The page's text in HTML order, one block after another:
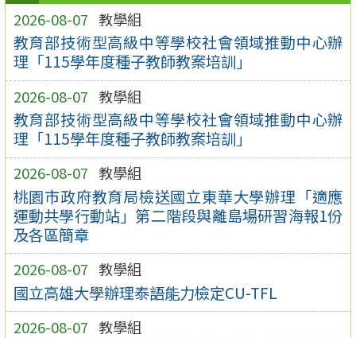
2026-08-07 教學組
教育部技術型高級中等學校社會領域推動中心辦
理「115學年度種子教師教案培訓」
2026-08-07 教學組
教育部技術型高級中等學校社會領域推動中心辦
理「115學年度種子教師教案培訓」
2026-08-07 教學組
桃園市政府教育局檢送國立東華大學辦理「適應
運動共學行動站」第二階段與離島場研習海報1份
及各區簡章
2026-08-07 教學組
國立高雄大學辦理泰語能力檢定CU-TFL
2026-08-07 教學組